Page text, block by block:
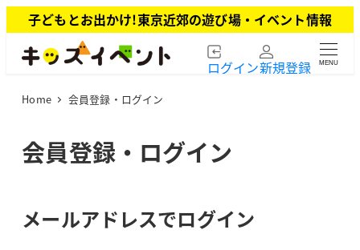
イ
子どもとお出かけ!東京近郊の遊び場・イベント情報
ログイン新規登録 MENU
Home 会員登録・ログイン
会員登録・ログイン
メールアドレスでログイン